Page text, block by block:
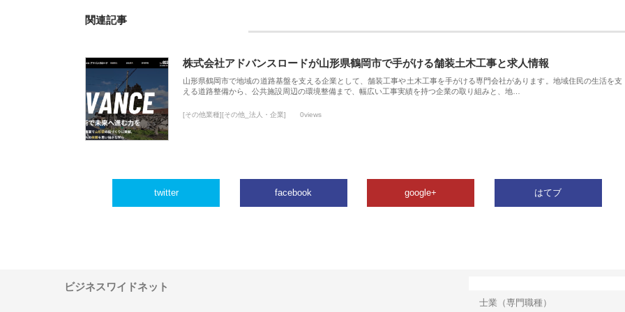
関連記事
株式会社アドバンスロードが山形県鶴岡市で手がける舗装土木工事と求人情報
山形県鶴岡市で地域の道路基盤を支える企業として、舗装工事や土木工事を手がける専門会社があります。地域住民の生活を支
える道路整備から、公共施設周辺の環境整備まで、幅広い工事実績を持つ企業の取り組みと、地…
[その他業種][その他_法人・企業] 0views
twitter facebook google+ はてブ
ビジネスワイドネット
士業（専門職種）